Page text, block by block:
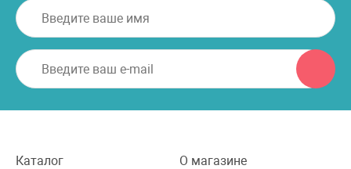
Каталог О магазине